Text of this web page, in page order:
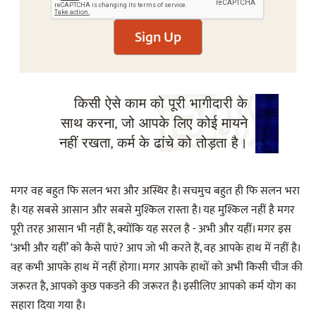
Sign Up
किसी ऐसे काम को पूरी भागीदारी के
साथ करना, जो आपके लिए कोई मायने
नहीं रखता, कर्म के ढांचे को तोड़ता है।
मगर वह बहुत फि सलन भरा और अस्थिर है। सचमुच बहुत ही फि सलन भरा
है। यह सबसे आसान और सबसे मुश्किल रास्ता है। यह मुश्किल नहीं है मगर
पूरी तरह आसान भी नहीं है, क्योंकि यह सरल है - अभी और यहीं। मगर इस
‘अभी और यहीं’ को कैसे पाएं? आप जो भी करते हैं, वह आपके हाथ में नहीं है।
वह कभी आपके हाथ में नहीं होगा। मगर आपके हाथों को अभी किसी चीज की
जरूरत है, आपको कुछ पकडऩे की जरूरत है। इसीलिए आपको कर्म योग का
सहारा दिया गया है।